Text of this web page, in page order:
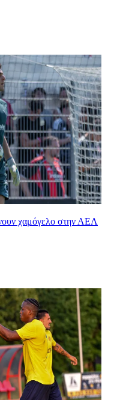
χαμόγελο στην ΑΕΛ